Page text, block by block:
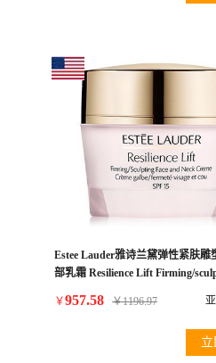
Estee Lauder雅诗兰黛弹性紧肤雕
部乳霜 Resilience Lift Firming/
75ml/2.5oz(normal/combination)
￥957.58 ￥1196.97